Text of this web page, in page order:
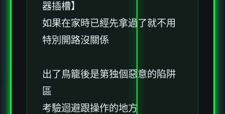
器插槽】
如果在家時已經先拿過了就不用
特別開路沒關係
出了鳥籠後是第独個惡意的陷阱
區
考驗迴避跟操作的地方